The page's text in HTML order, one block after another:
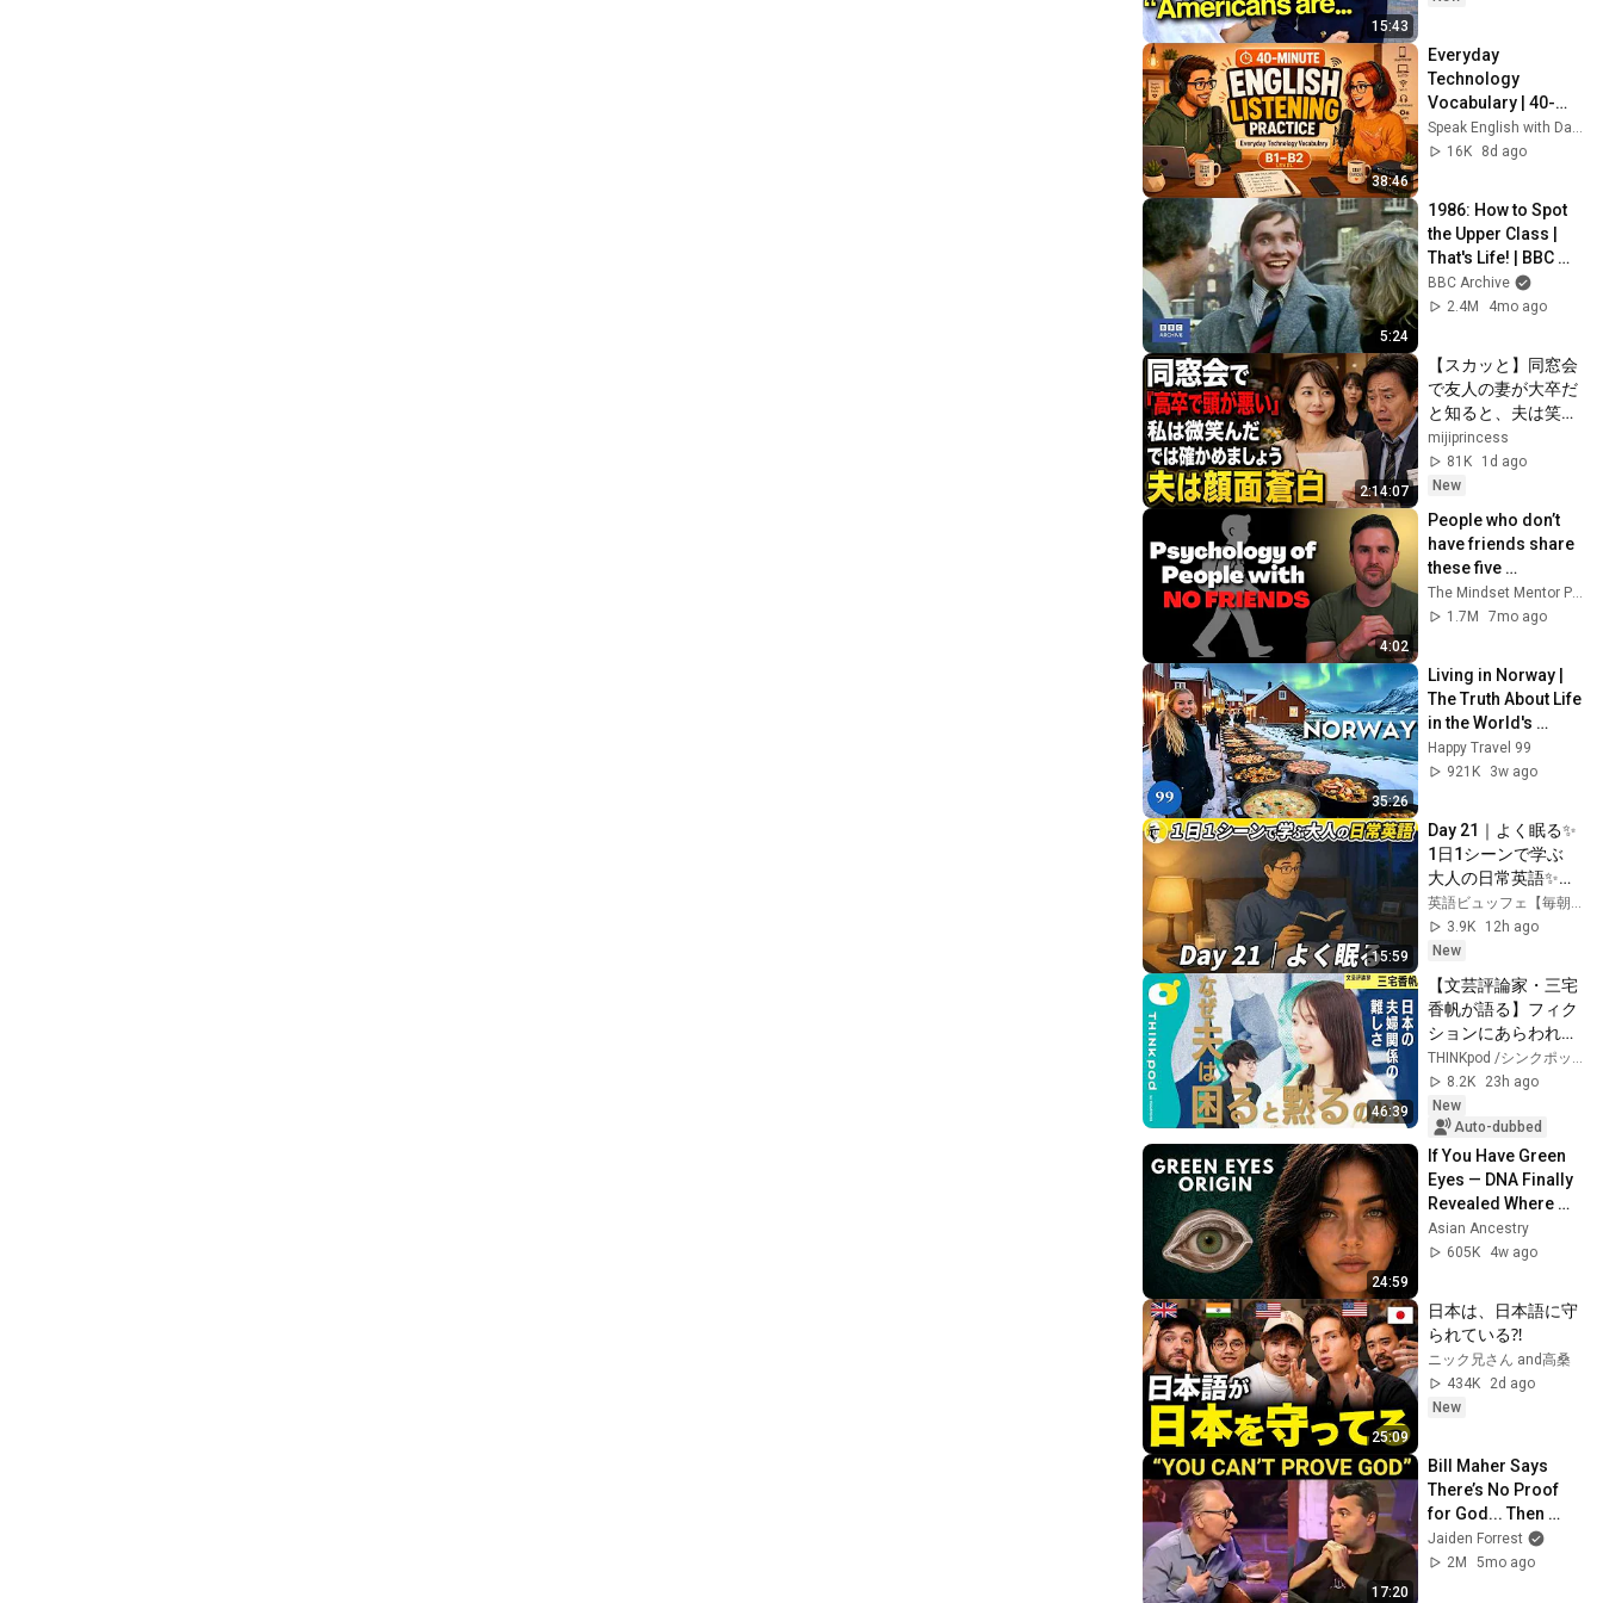
15:43
38:46
Everyday
Technology
Vocabulary | 40-
Minute English
Listening Practice
Speak English with David & Alice
16K
8d ago
5:24
1986: How to Spot
the Upper Class |
That's Life! | BBC
Archive
BBC Archive
2.4M
4mo ago
2:14:07
【スカッと】同窓会
で友人の妻が大卒だ
と知ると、夫は笑っ
た。「うちの妻は高
卒で、本当に頭が悪
い」私は微笑んだ。
かか確かめましょ
う」――数分後、夫
は顔面蒼白になっ
た……。
mijiprincess
81K
1d ago
New
4:02
People who don’t
have friends share
these five
personality traits
The Mindset Mentor Podcast
1.7M
7mo ago
35:26
Living in Norway |
The Truth About Life
in the World's
Richest and Most
Beautiful Country |
Happy Travel 99
921K
3w ago
15:59
Day 21｜よく眠る✨
1日1シーンで学ぶ
大人の日常英語✨リ
スニング・シャドー
イング・ディクテー
ション
英語ビュッフェ【毎朝7時配信】
3.9K
12h ago
New
46:39
【文芸評論家・三宅
香帆が語る】フィク
ションにあらわれた
「日本の夫婦」のか
たち／村上春樹が描
く夫婦の「絶妙な距
離感」／『カンガル
ー日和』の凄さ／母
娘関係について／
THINKpod
THINKpod /シンクポッド
8.2K
23h ago
New
Auto-dubbed
24:59
If You Have Green
Eyes — DNA Finally
Revealed Where
They Really Come
From
Asian Ancestry
605K
4w ago
25:09
日本は、日本語に守
られている⁈
ニック兄さん and高桑
434K
2d ago
New
17:20
Bill Maher Says
There’s No Proof
for God... Then
THIS Happens
Jaiden Forrest
2M
5mo ago